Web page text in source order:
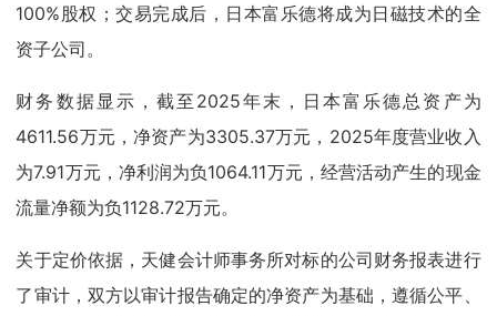
100%股权；交易完成后，日本富乐德将成为日磁技术的全
资子公司。
财务数据显示，截至2025年末，日本富乐德总资产为
4611.56万元，净资产为3305.37万元，2025年度营业收入
为7.91万元，净利润为负1064.11万元，经营活动产生的现金
流量净额为负1128.72万元。
关于定价依据，天健会计师事务所对标的公司财务报表进行
了审计，双方以审计报告确定的净资产为基础，遵循公平、